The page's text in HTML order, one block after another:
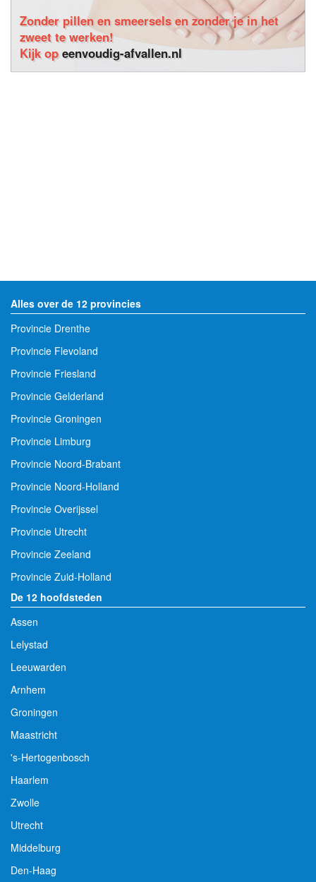
Zonder pillen en smeersels en zonder je in het
zweet te werken!
Kijk opeenvoudig-afvallen.nl
Alles over de 12 provincies
Provincie Drenthe
Provincie Flevoland
Provincie Friesland
Provincie Gelderland
Provincie Groningen
Provincie Limburg
Provincie Noord-Brabant
Provincie Noord-Holland
Provincie Overijssel
Provincie Utrecht
Provincie Zeeland
Provincie Zuid-Holland
De 12 hoofdsteden
Assen
Lelystad
Leeuwarden
Arnhem
Groningen
Maastricht
's-Hertogenbosch
Haarlem
Zwolle
Utrecht
Middelburg
Den-Haag